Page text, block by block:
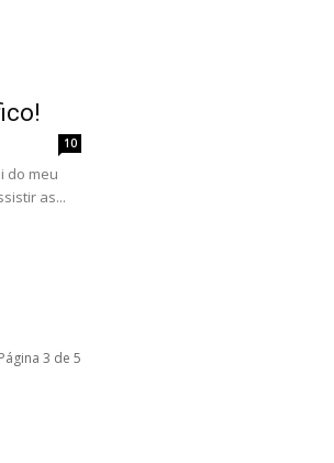
10
do meu
as...
Página 3 de 5